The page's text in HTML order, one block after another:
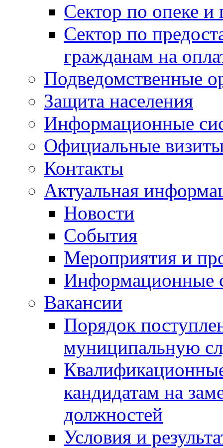
Сектор по опеке и
Сектор по
гражданам на
Подведомственные
Защита населения
Информационные
Официальные
Контакты
Актуальная
Новости
События
Мероприятия и
Информационные
Вакансии
Порядок
муниципальную
кандидатам на
должностей
Условия и